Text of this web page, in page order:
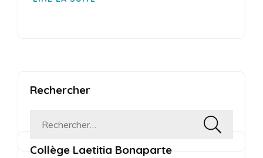
Rechercher
Rechercher :
Collège Laetitia Bonaparte